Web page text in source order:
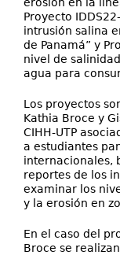
Proyecto
intrusión salina
de Panamá” y
nivel de
agua para
Los proyectos
Kathia Broce y
CIHH-UTP
a estudiantes
internacionales,
reportes de los
examinar los
y la erosión en
En el caso del
Broce se